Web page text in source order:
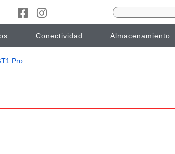
Conectividad Almacenamiento
Pro